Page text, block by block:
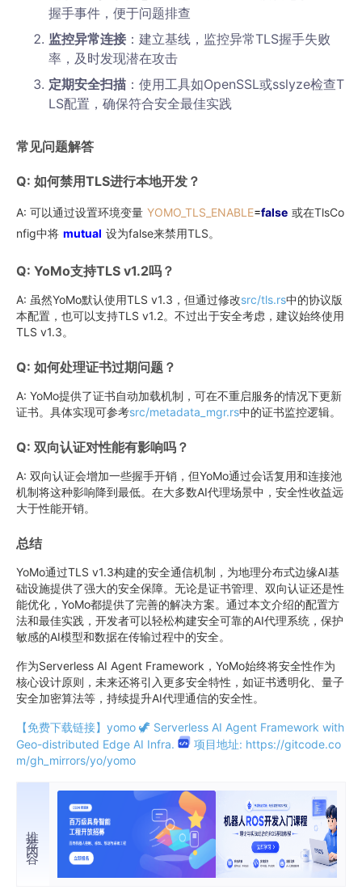
握手事件，便于问题排查
监控异常连接 ：建立基线，监控异常TLS握手失败
率，及时发现潜在攻击
定期安全扫描 ：使用工具如OpenSSL或sslyze检查T
LS配置，确保符合安全最佳实践
常见问题解答
Q: 如何禁用TLS进行本地开发？
A: 可以通过设置环境变量 YOMO_TLS_ENABLE=false 或在TlsCo
nfig中将 mutual 设为false来禁用TLS。
Q: YoMo支持TLS v1.2吗？
A: 虽然YoMo默认使用TLS v1.3，但通过修改src/tls.rs中的协议版
本配置，也可以支持TLS v1.2。不过出于安全考虑，建议始终使用
TLS v1.3。
Q: 如何处理证书过期问题？
A: YoMo提供了证书自动加载机制，可在不重启服务的情况下更新
证书。具体实现可参考src/metadata_mgr.rs中的证书监控逻辑。
Q: 双向认证对性能有影响吗？
A: 双向认证会增加一些握手开销，但YoMo通过会话复用和连接池
机制将这种影响降到最低。在大多数AI代理场景中，安全性收益远
大于性能开销。
总结
YoMo通过TLS v1.3构建的安全通信机制，为地理分布式边缘AI基
础设施提供了强大的安全保障。无论是证书管理、双向认证还是性
能优化，YoMo都提供了完善的解决方案。通过本文介绍的配置方
法和最佳实践，开发者可以轻松构建安全可靠的AI代理系统，保护
敏感的AI模型和数据在传输过程中的安全。
作为Serverless AI Agent Framework，YoMo始终将安全性作为
核心设计原则，未来还将引入更多安全特性，如证书透明化、量子
安全加密算法等，持续提升AI代理通信的安全性。
【免费下载链接】yomo 🦖 Serverless AI Agent Framework with
Geo-distributed Edge AI Infra.
项目地址: https://gitcode.co
m/gh_mirrors/yo/yomo
推荐内容